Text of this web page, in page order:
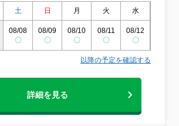
土 日 月 火 水
08/08
〇
08/09
〇
08/10
〇
08/11
〇
08/12
〇
以降の予定を確認する
詳細を見る